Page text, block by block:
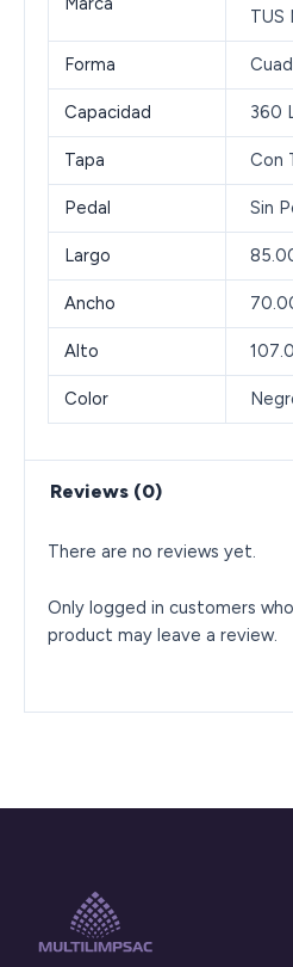
TUS
Forma
Capacidad 360
Tapa Con
Pedal Sin
Largo
Ancho
Alto
Color
Reviews (0)
There are no reviews yet.
Only logged in customers
product may leave a review.